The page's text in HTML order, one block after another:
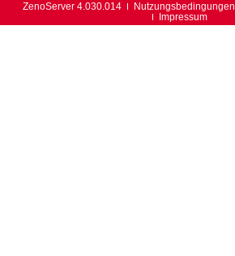
ZenoServer 4.030.014 Nutzungsbedingungen
Impressum